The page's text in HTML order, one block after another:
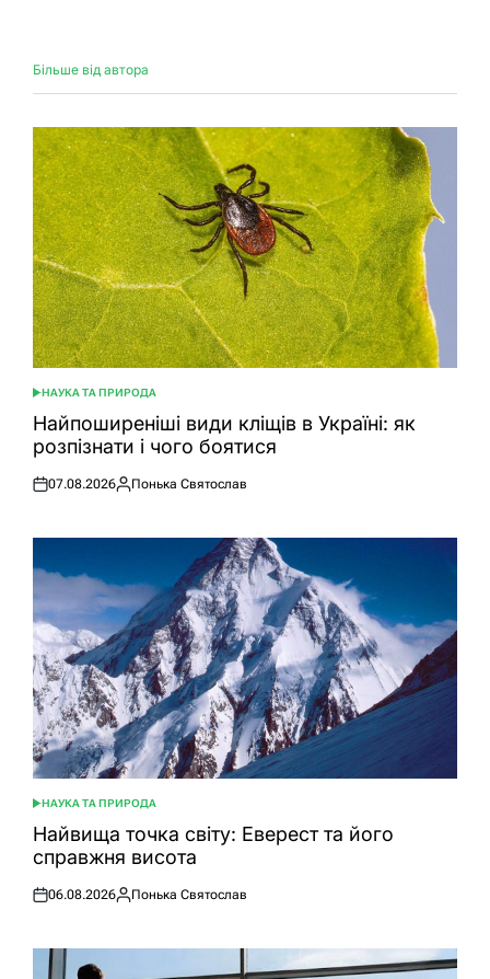
Більше від автора
ОПУБЛІКУВАТИ
У
НАУКА ТА ПРИРОДА
Найпоширеніші види кліщів в Україні: як
розпізнати і чого боятися
Оприлюднено
07.08.2026
Опубліковано
Понька Святослав
ОПУБЛІКУВАТИ
У
НАУКА ТА ПРИРОДА
Найвища точка світу: Еверест та його
справжня висота
Оприлюднено
06.08.2026
Опубліковано
Понька Святослав